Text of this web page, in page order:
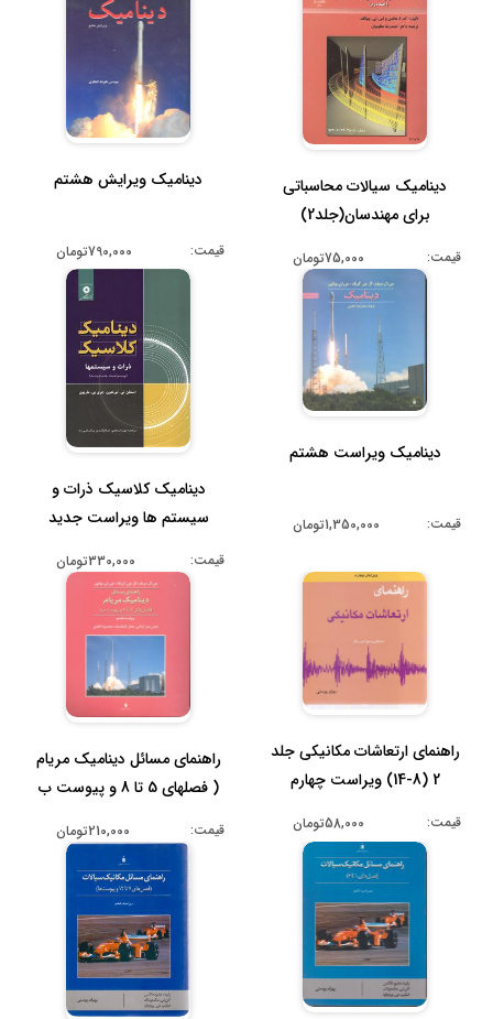
دینامیک سیالات محاسباتی
برای مهندسان(جلد2)
قیمت: 75,000تومان
دینامیک ویرایش هشتم
قیمت: 790,000تومان
دینامیک ویراست هشتم
قیمت: 1,350,000تومان
دینامیک کلاسیک ذرات و
سیستم ها ویراست جدید
قیمت: 330,000تومان
راهنمای ارتعاشات مکانیکی جلد
2 (8-14) ویراست چهارم
قیمت: 58,000تومان
راهنمای مسائل دینامیک مریام
( فصلهای 5 تا 8 و پیوست ب
قیمت: 210,000تومان